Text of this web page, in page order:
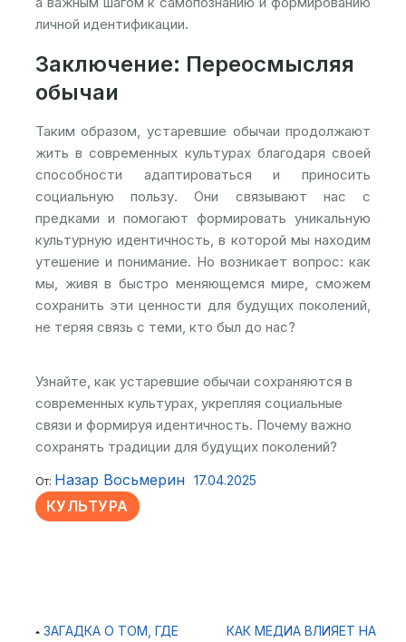
личной идентификации.
Заключение: Переосмысляя
обычаи
Таким образом, устаревшие обычаи продолжают
жить в современных культурах благодаря своей
способности адаптироваться и приносить
социальную пользу. Они связывают нас с
предками и помогают формировать уникальную
культурную идентичность, в которой мы находим
утешение и понимание. Но возникает вопрос: как
мы, живя в быстро меняющемся мире, сможем
сохранить эти ценности для будущих поколений,
не теряя связь с теми, кто был до нас?
Узнайте, как устаревшие обычаи сохраняются в
современных культурах, укрепляя социальные
связи и формируя идентичность. Почему важно
сохранять традиции для будущих поколений?
От: Назар Восьмерин 17.04.2025
КУЛЬТУРА
ЗАГАДКА О ТОМ, ГДЕ
КАК МЕДИА ВЛИЯЕТ НА